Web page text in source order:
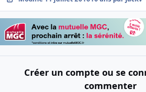
Créer un compte ou se
commenter